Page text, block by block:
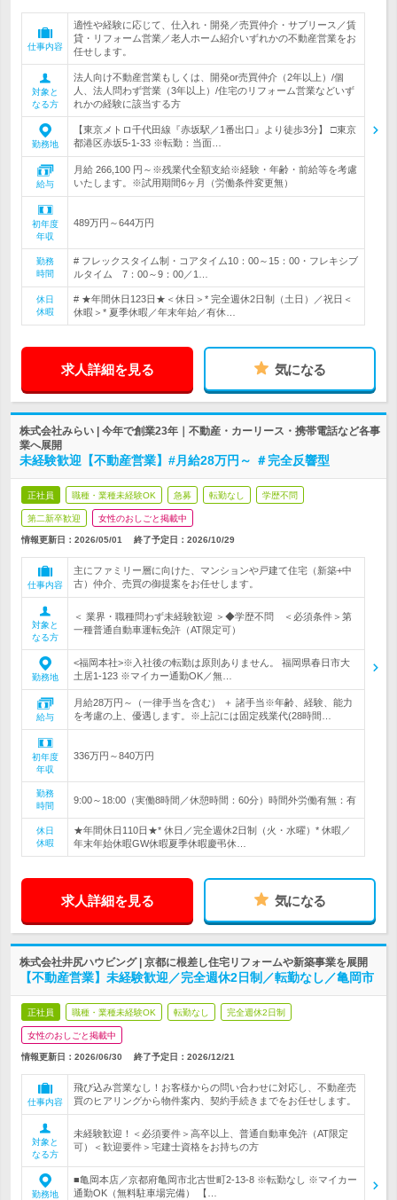
仕事内容
適性や経験に応じて、仕入れ・開発／売買仲介・サブリース／賃
貸・リフォーム営業／老人ホーム紹介いずれかの不動産営業をお
任せします。
対象と
なる方
法人向け不動産営業もしくは、開発or売買仲介（2年以上）/個
人、法人問わず営業（3年以上）/住宅のリフォーム営業などいず
れかの経験に該当する方
勤務地
【東京メトロ千代田線『赤坂駅／1番出口』より徒歩3分】 □東京
都港区赤坂5-1-33 ※転勤：当面…
給与
月給 266,100 円～※残業代全額支給※経験・年齢・前給等を考慮
いたします。※試用期間6ヶ月（労働条件変更無）
初年度
年収
489万円～644万円
勤務
時間
# フレックスタイム制・コアタイム10：00～15：00・フレキシブ
ルタイム 7：00～9：00／1…
休日
休暇
# ★年間休日123日★＜休日＞* 完全週休2日制（土日）／祝日＜
休暇＞* 夏季休暇／年末年始／有休…
求人詳細を見る 気になる
株式会社みらい | 今年で創業23年｜不動産・カーリース・携帯電話など各事
業へ展開
未経験歓迎【不動産営業】#月給28万円～ ＃完全反響型
正社員 職種・業種未経験OK 急募 転勤なし 学歴不問
第二新卒歓迎 女性のおしごと掲載中
情報更新日：2026/05/01 終了予定日： 2026/10/29
仕事内容
主にファミリー層に向けた、マンションや戸建て住宅（新築+中
古）仲介、売買の御提案をお任せします。
対象と
なる方
＜ 業界・職種問わず未経験歓迎 ＞◆学歴不問 ＜必須条件＞第
一種普通自動車運転免許（AT限定可）
勤務地
<福岡本社>※入社後の転勤は原則ありません。 福岡県春日市大
土居1-123 ※マイカー通勤OK／無…
給与
月給28万円～（一律手当を含む） ＋ 諸手当※年齢、経験、能力
を考慮の上、優遇します。※上記には固定残業代(28時間…
初年度
年収
336万円～840万円
勤務
時間
9:00～18:00（実働8時間／休憩時間：60分）時間外労働有無：有
休日
休暇
★年間休日110日★* 休日／完全週休2日制（火・水曜）* 休暇／
年末年始休暇GW休暇夏季休暇慶弔休…
求人詳細を見る 気になる
株式会社井尻ハウビング | 京都に根差し住宅リフォームや新築事業を展開
【不動産営業】未経験歓迎／完全週休2日制／転勤なし／亀岡市
正社員 職種・業種未経験OK 転勤なし 完全週休2日制
女性のおしごと掲載中
情報更新日：2026/06/30 終了予定日： 2026/12/21
仕事内容
飛び込み営業なし！お客様からの問い合わせに対応し、不動産売
買のヒアリングから物件案内、契約手続きまでをお任せします。
対象と
なる方
未経験歓迎！＜必須要件＞高卒以上、普通自動車免許（AT限定
可）＜歓迎要件＞宅建士資格をお持ちの方
勤務地
■亀岡本店／京都府亀岡市北古世町2-13-8 ※転勤なし ※マイカー
通勤OK（無料駐車場完備） 【…